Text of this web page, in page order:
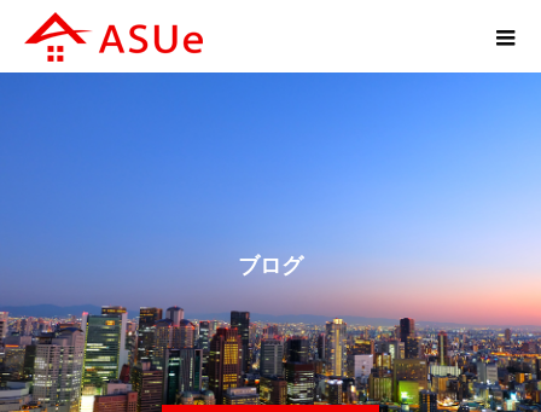
ブログ